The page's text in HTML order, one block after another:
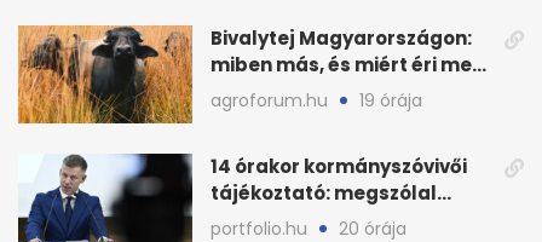
Bivalytej Magyarországon:
miben más, és miért éri meg
feldolgozni?
agroforum.hu 19 órája
14 órakor kormányszóvivői
tájékoztató: megszólal
Magyar Péter is
portfolio.hu 20 órája